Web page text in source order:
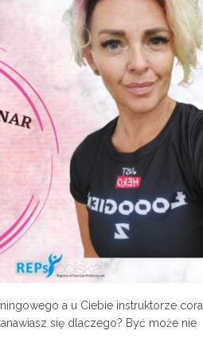
a u Ciebie instruktorze
się dlaczego? Być może nie